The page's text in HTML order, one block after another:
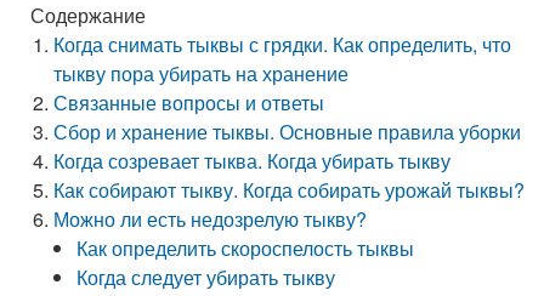
Содержание
Когда снимать тыквы с грядки. Как определить, что
тыкву пора убирать на хранение
Связанные вопросы и ответы
Сбор и хранение тыквы. Основные правила уборки
Когда созревает тыква. Когда убирать тыкву
Как собирают тыкву. Когда собирать урожай тыквы?
Можно ли есть недозрелую тыкву?
Как определить скороспелость тыквы
Когда следует убирать тыкву